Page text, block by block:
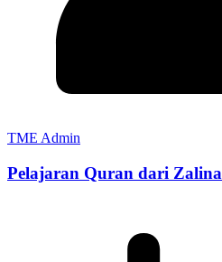
TME Admin
Pelajaran Quran dari Zalina